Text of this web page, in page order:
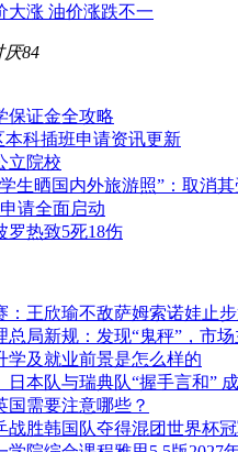
大涨 油价涨跌不一
厌84
保证金全攻略
本科插班申请资讯更新
立院校
生晒国内外旅游照”：取消
请全面启动
罗热致5死18伤
：王欣瑜不敌萨姆索诺娃止
总局新规：发现“鬼秤”，市
学及就业前景是怎么样的
日本队与瑞典队“握手言和”
国需要注意哪些？
战胜韩国队夺得混团世界杯